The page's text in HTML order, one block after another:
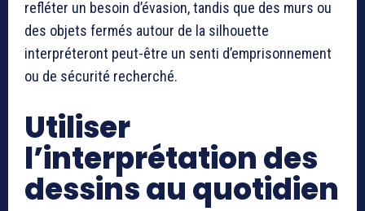
refléter un besoin d’évasion, tandis que des murs ou
des objets fermés autour de la silhouette
interpréteront peut-être un senti d’emprisonnement
ou de sécurité recherché.
Utiliser
l’interprétation des
dessins au quotidien